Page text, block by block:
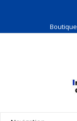
Boutique